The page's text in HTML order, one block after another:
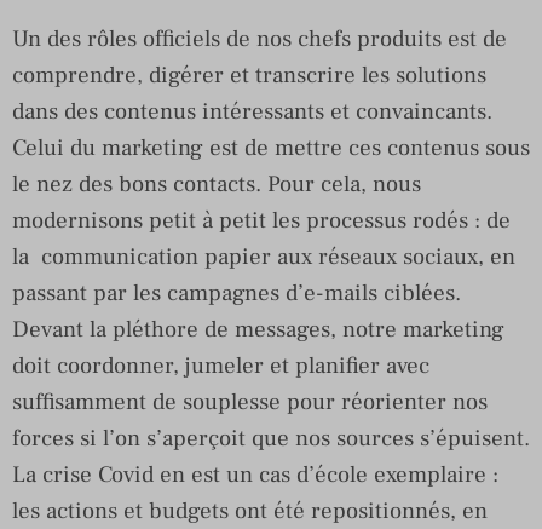
Un des rôles officiels de nos chefs produits est de
comprendre, digérer et transcrire les solutions
dans des contenus intéressants et convaincants.
Celui du marketing est de mettre ces contenus sous
le nez des bons contacts. Pour cela, nous
modernisons petit à petit les processus rodés : de
la communication papier aux réseaux sociaux, en
passant par les campagnes d’e-mails ciblées.
Devant la pléthore de messages, notre marketing
doit coordonner, jumeler et planifier avec
suffisamment de souplesse pour réorienter nos
forces si l’on s’aperçoit que nos sources s’épuisent.
La crise Covid en est un cas d’école exemplaire :
les actions et budgets ont été repositionnés, en